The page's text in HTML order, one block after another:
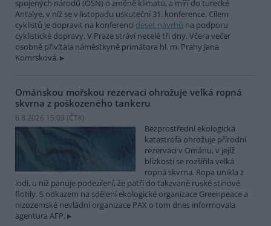
spojených národů (OSN) o změně klimatu, a míří do turecké
Antalye, v níž se v listopadu uskuteční 31. konference. Cílem
cyklistů je dopravit na konferenci deset návrhů na podporu
cyklistické dopravy. V Praze stráví necelé tři dny. Včera večer
osobně přivítala náměstkyně primátora hl. m. Prahy Jana
Komrsková.
Ománskou mořskou rezervaci ohrožuje velká ropná
skvrna z poškozeného tankeru
6.8.2026 15:03 (ČTK)
Bezprostřední ekologická
katastrofa ohrožuje přírodní
rezervaci v Ománu, v jejíž
blízkosti se rozšířila velká
ropná skvrna. Ropa unikla z
lodi, u níž panuje podezření, že patří do takzvané ruské stínové
flotily. S odkazem na sdělení ekologické organizace Greenpeace a
nizozemské nevládní organizace PAX o tom dnes informovala
agentura AFP.